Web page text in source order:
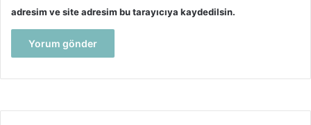
adresim ve site adresim bu tarayıcıya kaydedilsin.